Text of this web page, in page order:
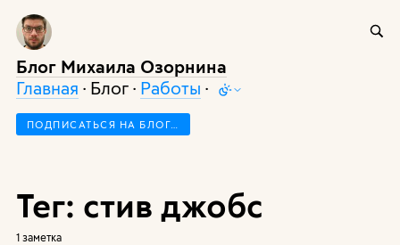
Блог Михаила Озорнина
Главная · Блог · Работы ·
ПОДПИСАТЬСЯ НА БЛОГ…
Тег: стив джобс
1 заметка